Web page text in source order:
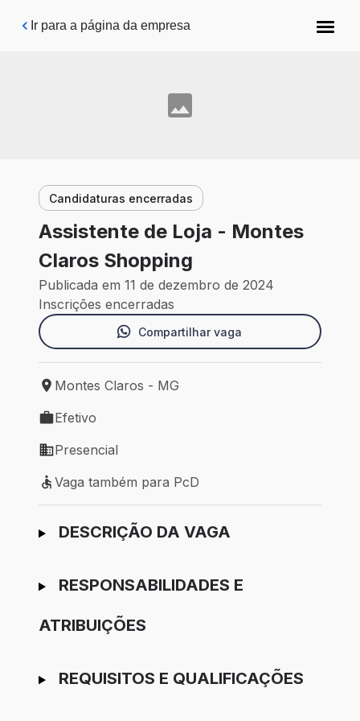
Pular para o conteúdo principal
Ir para a página da empresa
Candidaturas encerradas
Assistente de Loja - Montes
Claros Shopping
Publicada em 11 de dezembro de 2024
Inscrições encerradas
Compartilhar vaga
Local de trabalho: Montes Claros - MG
Montes Claros - MG
Tipo de vaga: Efetivo
Efetivo
Modelo de trabalho: Presencial
Presencial
Vaga também para PcD
Vaga também para PcD
Ir para candidatura
DESCRIÇÃO DA VAGA
RESPONSABILIDADES E
ATRIBUIÇÕES
REQUISITOS E QUALIFICAÇÕES